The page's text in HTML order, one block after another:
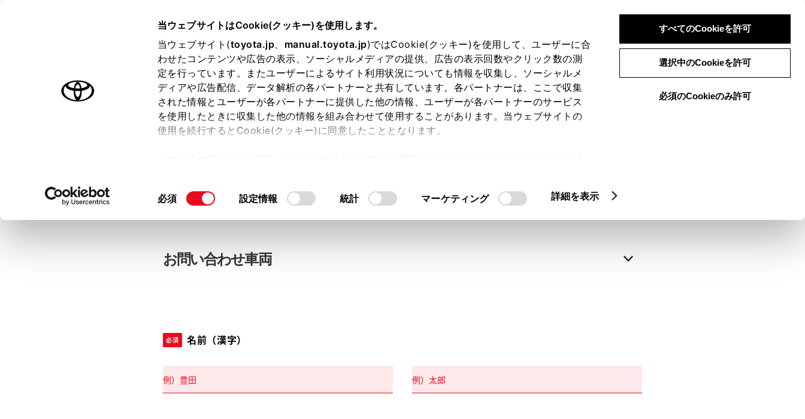
当ウェブサイトはCookie(クッキー)を使用します。
当ウェブサイト(toyota.jp、 manual.toyota.jp)ではCookie(クッキー)を使用して、ユーザーに合
わせたコンテンツや広告の表示、ソーシャルメディアの提供、広告の表示回数やクリック数の測
定を行っています。またユーザーによるサイト利用状況についても情報を収集し、ソーシャルメ
ディアや広告配信、データ解析の各パートナーと共有しています。各パートナーは、ここで収集
された情報とユーザーが各パートナーに提供した他の情報、ユーザーが各パートナーのサービス
を使用したときに収集した他の情報を組み合わせて使用することがあります。当ウェブサイトの
使用を続行するとCookie(クッキー)に同意したこととなります。
て」をご覧ください。
同
択
必須 設定情報 統計 マーケティング 詳細を表示
すべてのCookieを許可
選択中のCookieを許可
必須のCookieのみ許可
は必須です。中古車：お問い合わせ
お客さま情報の入力 入力内容のご確認
ログインして自動入力
お問い合わせ車両
必須 名前（漢字）